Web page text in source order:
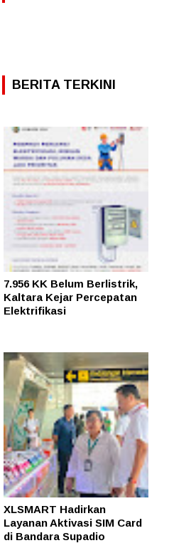
BERITA TERKINI
7.956 KK Belum Berlistrik,
Kaltara Kejar Percepatan
Elektrifikasi
XLSMART Hadirkan
Layanan Aktivasi SIM Card
di Bandara Supadio